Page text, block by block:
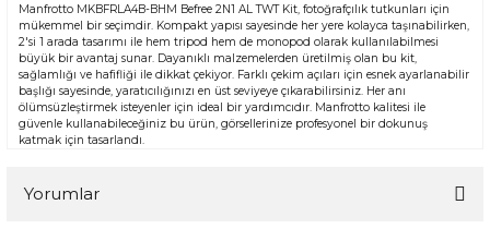
Manfrotto MKBFRLA4B-BHM Befree 2N1 AL TWT Kit, fotoğrafçılık tutkunları için
mükemmel bir seçimdir. Kompakt yapısı sayesinde her yere kolayca taşınabilirken,
2'si 1 arada tasarımı ile hem tripod hem de monopod olarak kullanılabilmesi
büyük bir avantaj sunar. Dayanıklı malzemelerden üretilmiş olan bu kit,
sağlamlığı ve hafifliği ile dikkat çekiyor. Farklı çekim açıları için esnek ayarlanabilir
başlığı sayesinde, yaratıcılığınızı en üst seviyeye çıkarabilirsiniz. Her anı
ölümsüzleştirmek isteyenler için ideal bir yardımcıdır. Manfrotto kalitesi ile
güvenle kullanabileceğiniz bu ürün, görsellerinize profesyonel bir dokunuş
katmak için tasarlandı.
Yorumlar